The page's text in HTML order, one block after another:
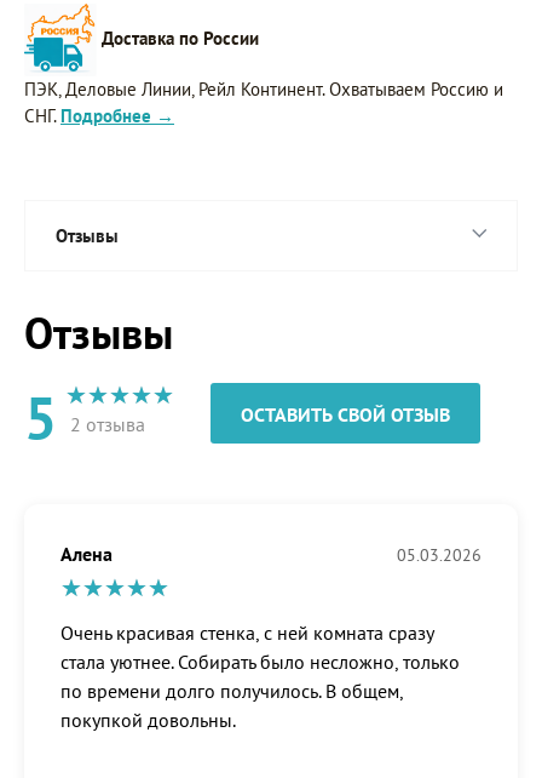
Доставка по России
ПЭК, Деловые Линии, Рейл Континент. Охватываем Россию и
СНГ. Подробнее →
Отзывы
Отзывы
5 2 отзыва ОСТАВИТЬ СВОЙ ОТЗЫВ
Алена 05.03.2026
Очень красивая стенка, с ней комната сразу
стала уютнее. Собирать было несложно, только
по времени долго получилось. В общем,
покупкой довольны.